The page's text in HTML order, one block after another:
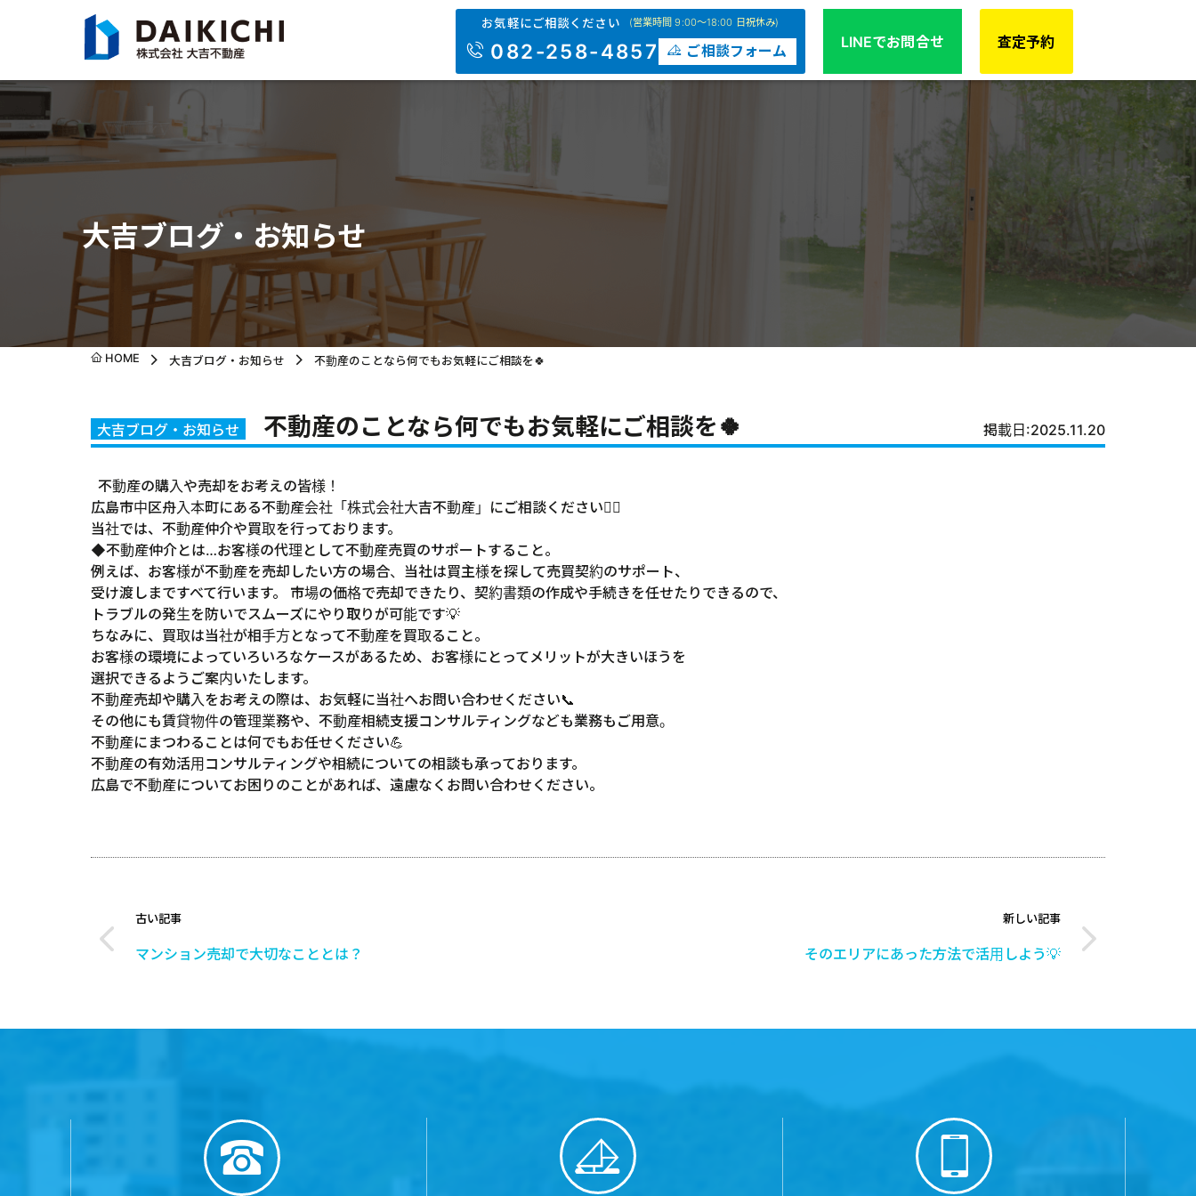
株式会社大吉不動産 広島
お気軽にご相談ください (営業時間 9:00～18:00 日祝休み)
082-258-4857 ご相談フォーム
LINEでお問合せ 査定予約
大吉ブログ・お知らせ
HOME 大吉ブログ・お知らせ 不動産のことなら何でもお気軽にご相談を🍀
大吉ブログ・お知らせ 不動産のことなら何でもお気軽にご相談を🍀 掲載日:2025.11.20
不動産の購入や売却をお考えの皆様！
広島市中区舟入本町にある不動産会社「株式会社大吉不動産」にご相談ください💁‍♂️
当社では、不動産仲介や買取を行っております。
◆不動産仲介とは…お客様の代理として不動産売買のサポートすること。
例えば、お客様が不動産を売却したい方の場合、当社は買主様を探して売買契約のサポート、
受け渡しまですべて行います。 市場の価格で売却できたり、契約書類の作成や手続きを任せたりできるので、
トラブルの発生を防いでスムーズにやり取りが可能です💡
ちなみに、買取は当社が相手方となって不動産を買取ること。
お客様の環境によっていろいろなケースがあるため、お客様にとってメリットが大きいほうを
選択できるようご案内いたします。
不動産売却や購入をお考えの際は、お気軽に当社へお問い合わせください📞
その他にも賃貸物件の管理業務や、不動産相続支援コンサルティングなども業務もご用意。
不動産にまつわることは何でもお任せください💪
不動産の有効活用コンサルティングや相続についての相談も承っております。
広島で不動産についてお困りのことがあれば、遠慮なくお問い合わせください。
古い記事
マンション売却で大切なこととは？
新しい記事
そのエリアにあった方法で活用しよう💡